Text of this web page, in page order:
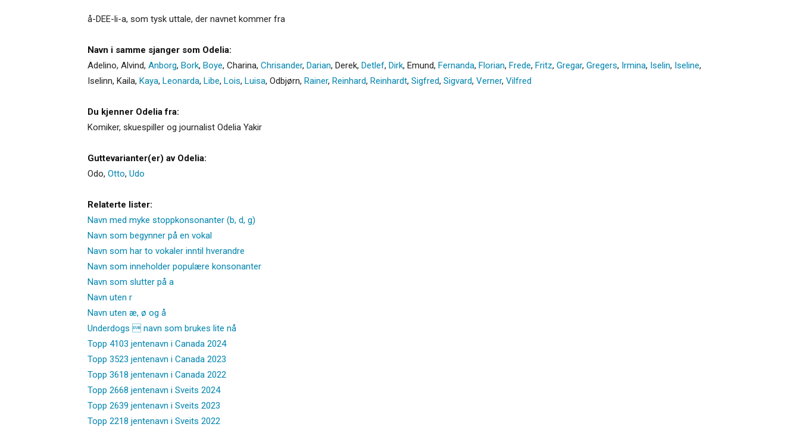
å-DEE-li-a, som tysk uttale, der navnet kommer fra
Navn i samme sjanger som Odelia:
Adelino, Alvind, Anborg, Bork, Boye, Charina, Chrisander, Darian, Derek, Detlef, Dirk, Emund, Fernanda, Florian, Frede, Fritz, Gregar, Gregers, Irmina, Iselin, Iseline,
Iselinn, Kaila, Kaya, Leonarda, Libe, Lois, Luisa, Odbjørn, Rainer, Reinhard, Reinhardt, Sigfred, Sigvard, Verner, Vilfred
Du kjenner Odelia fra:
Komiker, skuespiller og journalist Odelia Yakir
Guttevarianter(er) av Odelia:
Odo, Otto, Udo
Relaterte lister:
Navn med myke stoppkonsonanter (b, d, g)
Navn som begynner på en vokal
Navn som har to vokaler inntil hverandre
Navn som inneholder populære konsonanter
Navn som slutter på a
Navn uten r
Navn uten æ, ø og å
Underdogs  navn som brukes lite nå
Topp 4103 jentenavn i Canada 2024
Topp 3523 jentenavn i Canada 2023
Topp 3618 jentenavn i Canada 2022
Topp 2668 jentenavn i Sveits 2024
Topp 2639 jentenavn i Sveits 2023
Topp 2218 jentenavn i Sveits 2022